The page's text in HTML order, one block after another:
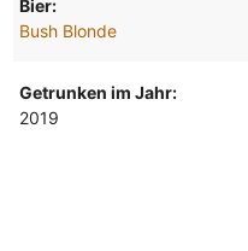
Bier:
Bush Blonde
Getrunken im Jahr:
2019